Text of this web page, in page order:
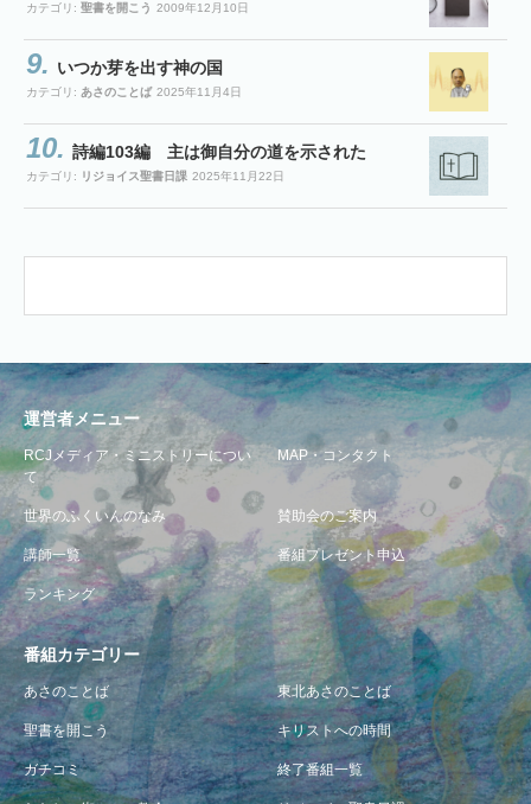
カテゴリ: 聖書を開こう 2009年12月10日
いつか芽を出す神の国
カテゴリ: あさのことば 2025年11月4日
詩編103編 主は御自分の道を示された
カテゴリ: リジョイス聖書日課 2025年11月22日
運営者メニュー
RCJメディア・ミニストリーについ
て
MAP・コンタクト
世界のふくいんのなみ 賛助会のご案内
講師一覧 番組プレゼント申込
ランキング
番組カテゴリー
あさのことば 東北あさのことば
聖書を開こう キリストへの時間
ガチコミ 終了番組一覧